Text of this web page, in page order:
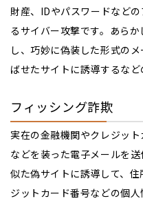
財産、IDやパスワードなど
るサイバー攻撃です。あら
し、巧妙に偽装した形式の
ばせたサイトに誘導するなど
フィッシング詐欺
実在の金融機関やクレジッ
などを装った電子メールを
似た偽サイトに誘導して、
ジットカード番号などの個人